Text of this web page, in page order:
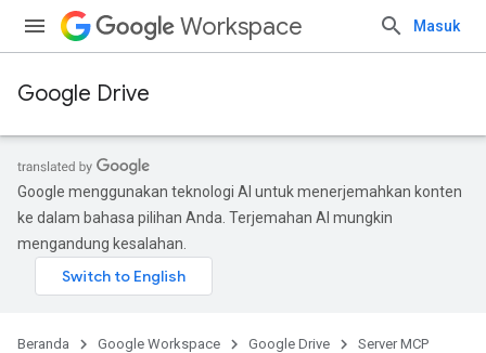
Workspace Masuk
Google Drive
Google menggunakan teknologi AI untuk menerjemahkan konten
ke dalam bahasa pilihan Anda. Terjemahan AI mungkin
mengandung kesalahan.
Beranda Google Workspace Google Drive Server MCP